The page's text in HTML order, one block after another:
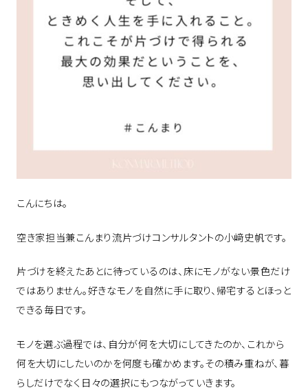
こんにちは。
空き家担当兼こんまり流片づけコンサルタントの小﨑史帆です。
片づけを終えたあとに待っているのは、床にモノがない景色だけ
ではありません。好きなモノを自然に手に取り、帰宅するとほっと
できる毎日です。
モノを選ぶ過程では、自分が何を大切にしてきたのか、これから
何を大切にしたいのかを何度も確かめます。その積み重ねが、暮
らしだけでなく日々の選択にもつながっていきます。